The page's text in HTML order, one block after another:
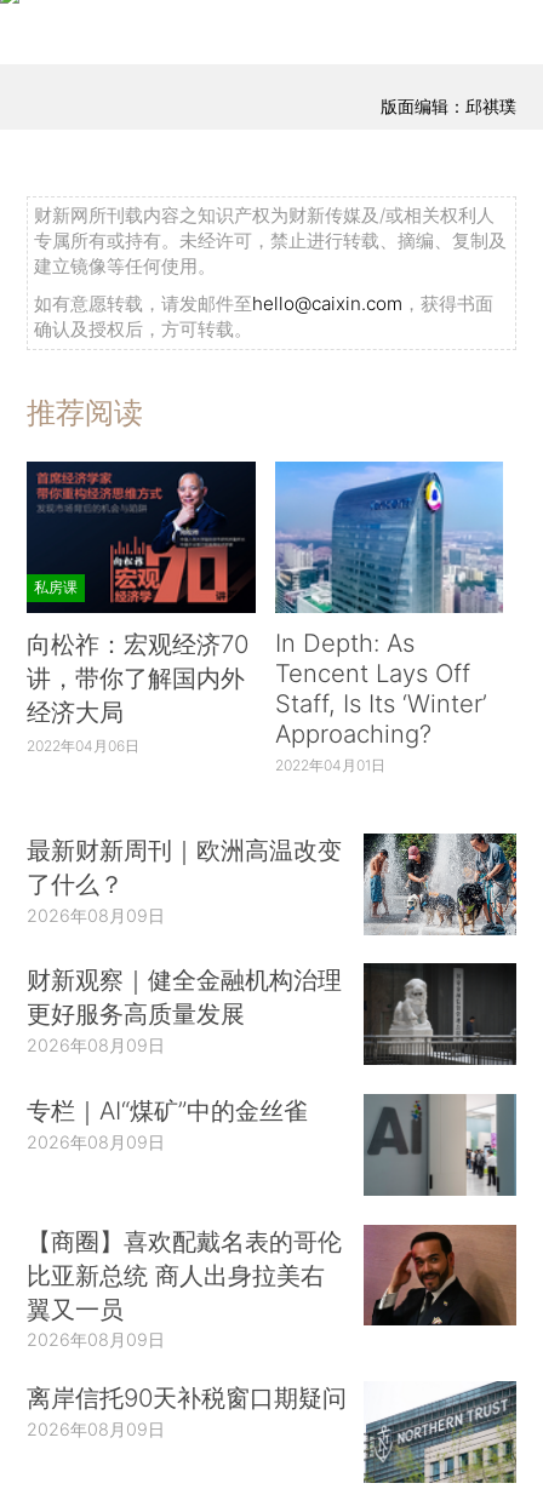
版面编辑：邱祺璞
财新网所刊载内容之知识产权为财新传媒及/或相关权利人
专属所有或持有。未经许可，禁止进行转载、摘编、复制及
建立镜像等任何使用。
如有意愿转载，请发邮件至hello@caixin.com ，获得书面
确认及授权后，方可转载。
推荐阅读
私房课
向松祚：宏观经济70
讲，带你了解国内外
经济大局
2022年04月06日
In Depth: As
Tencent Lays Off
Staff, Is Its ‘Winter’
Approaching?
2022年04月01日
最新财新周刊｜欧洲高温改变
了什么？
2026年08月09日
财新观察｜健全金融机构治理
更好服务高质量发展
2026年08月09日
专栏｜AI“煤矿”中的金丝雀
2026年08月09日
【商圈】喜欢配戴名表的哥伦
比亚新总统 商人出身拉美右
翼又一员
2026年08月09日
离岸信托90天补税窗口期疑问
2026年08月09日